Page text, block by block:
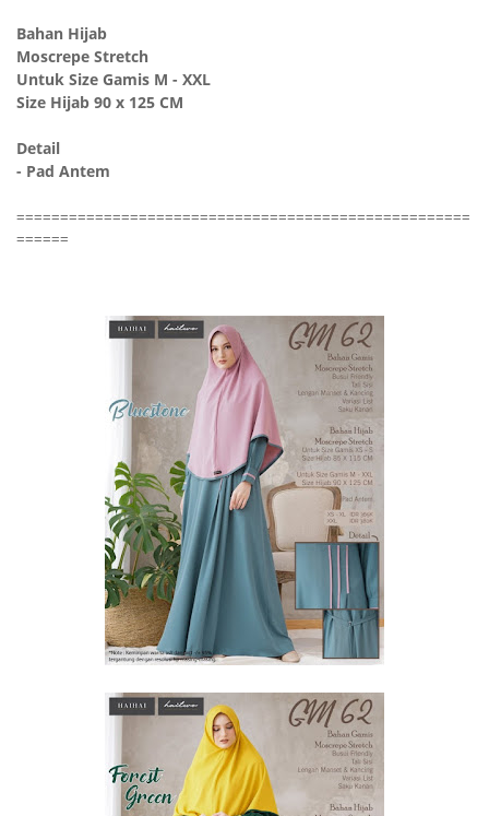
Bahan Hijab
Moscrepe Stretch
Untuk Size Gamis M - XXL
Size Hijab 90 x 125 CM
Detail
- Pad Antem
====================================================
======